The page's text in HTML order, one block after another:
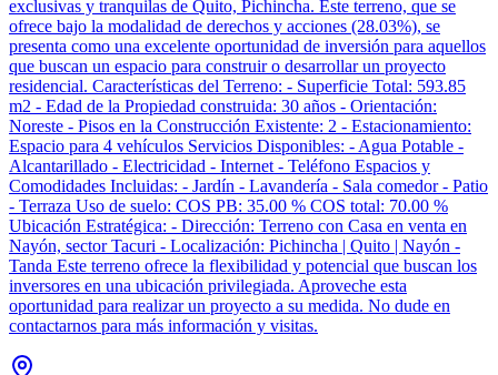
exclusivas y tranquilas de Quito, Pichincha. Este terreno, que se
ofrece bajo la modalidad de derechos y acciones (28.03%), se
presenta como una excelente oportunidad de inversión para aquellos
que buscan un espacio para construir o desarrollar un proyecto
residencial. Características del Terreno: - Superficie Total: 593.85
m2 - Edad de la Propiedad construida: 30 años - Orientación:
Noreste - Pisos en la Construcción Existente: 2 - Estacionamiento:
Espacio para 4 vehículos Servicios Disponibles: - Agua Potable -
Alcantarillado - Electricidad - Internet - Teléfono Espacios y
Comodidades Incluidas: - Jardín - Lavandería - Sala comedor - Patio
- Terraza Uso de suelo: COS PB: 35.00 % COS total: 70.00 %
Ubicación Estratégica: - Dirección: Terreno con Casa en venta en
Nayón, sector Tacuri - Localización: Pichincha | Quito | Nayón -
Tanda Este terreno ofrece la flexibilidad y potencial que buscan los
inversores en una ubicación privilegiada. Aproveche esta
oportunidad para realizar un proyecto a su medida. No dude en
contactarnos para más información y visitas.